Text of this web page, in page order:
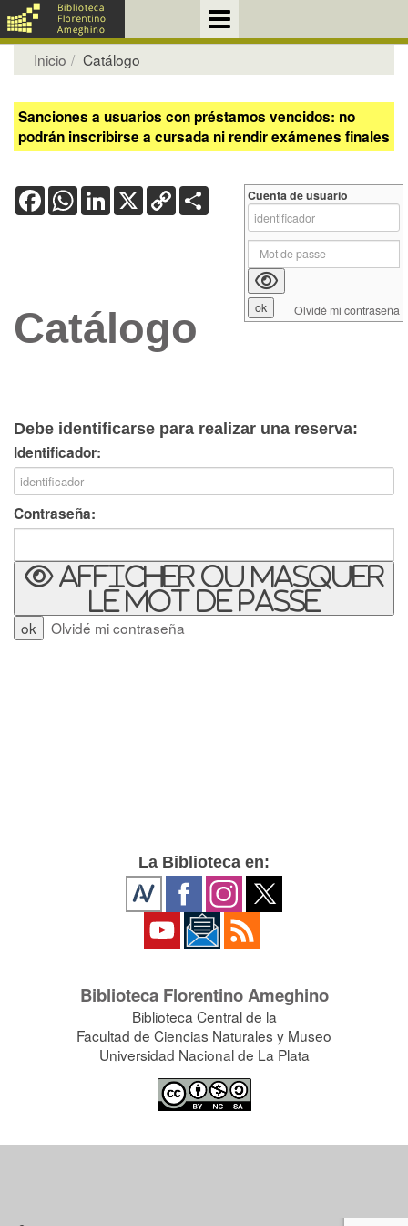
Inicio Catálogo
Sanciones a usuarios con préstamos vencidos: no
podrán inscribirse a cursada ni rendir exámenes finales
FacebookWhatsApp
LinkedIn
X Copy
Link
Catálogo
Debe identificarse para realizar una reserva:
Identificador:
Contraseña:
Afficher ou masquer
le mot de passe
Olvidé mi contraseña
Cuenta de usuario
Olvidé mi contraseña
La Biblioteca en:
Biblioteca Florentino Ameghino
Biblioteca Central de la
Facultad de Ciencias Naturales y Museo
Universidad Nacional de La Plata